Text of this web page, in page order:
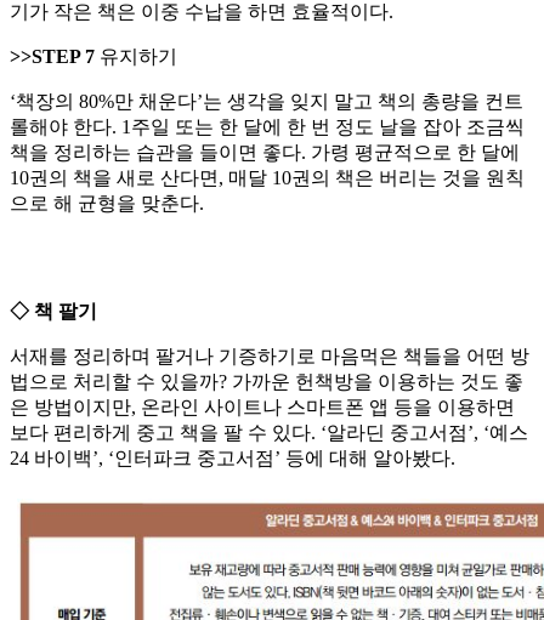
기가 작은 책은 이중 수납을 하면 효율적이다.
>>STEP 7 유지하기
‘책장의 80%만 채운다’는 생각을 잊지 말고 책의 총량을 컨트
롤해야 한다. 1주일 또는 한 달에 한 번 정도 날을 잡아 조금씩
책을 정리하는 습관을 들이면 좋다. 가령 평균적으로 한 달에
10권의 책을 새로 산다면, 매달 10권의 책은 버리는 것을 원칙
으로 해 균형을 맞춘다.
◇ 책 팔기
서재를 정리하며 팔거나 기증하기로 마음먹은 책들을 어떤 방
법으로 처리할 수 있을까? 가까운 헌책방을 이용하는 것도 좋
은 방법이지만, 온라인 사이트나 스마트폰 앱 등을 이용하면
보다 편리하게 중고 책을 팔 수 있다. ‘알라딘 중고서점’, ‘예스
24 바이백’, ‘인터파크 중고서점’ 등에 대해 알아봤다.